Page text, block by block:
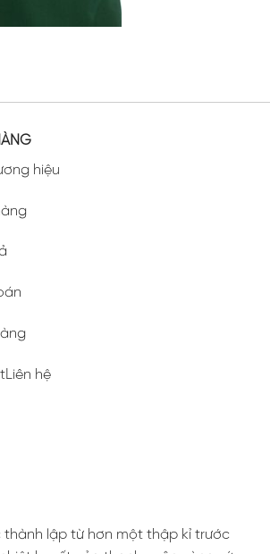
hiệu
hệ
thành lập từ hơn một thập kỉ trước